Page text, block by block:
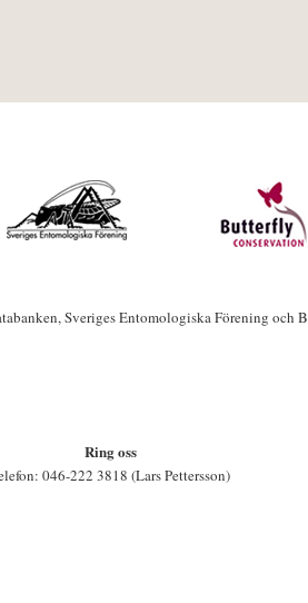
Sveriges Entomologiska Förening och
Ring oss
046-222 3818 (Lars Pettersson)